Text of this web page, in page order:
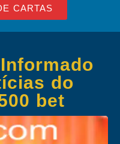
CARTAS
do
bet